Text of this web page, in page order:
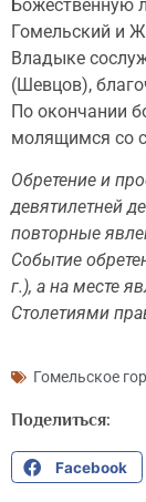
Божественную
Гомельский и
Владыке
(Шевцов),
По окончании
молящимся со
Обретение и
девятилетней
повторные
Событие
г.), а на месте
Столетиями
Гомельское
Поделиться:
Facebook